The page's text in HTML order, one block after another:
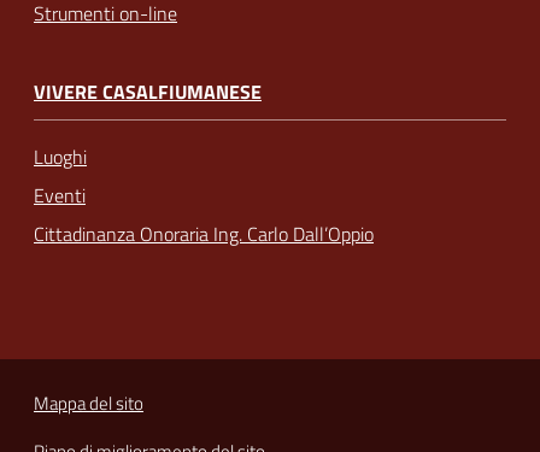
Strumenti on-line
VIVERE CASALFIUMANESE
Luoghi
Eventi
Cittadinanza Onoraria Ing. Carlo Dall’Oppio
Mappa del sito